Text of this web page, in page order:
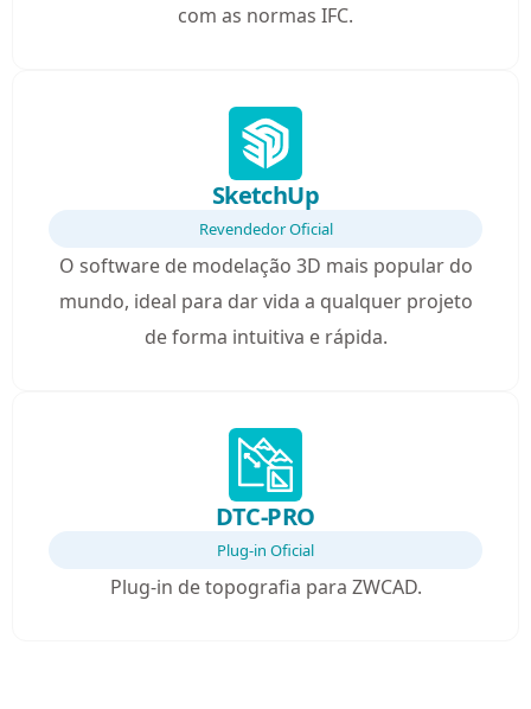
com as normas IFC.
SketchUp
Revendedor Oficial
O software de modelação 3D mais popular do
mundo, ideal para dar vida a qualquer projeto
de forma intuitiva e rápida.
DTC-PRO
Plug-in Oficial
Plug-in de topografia para ZWCAD.